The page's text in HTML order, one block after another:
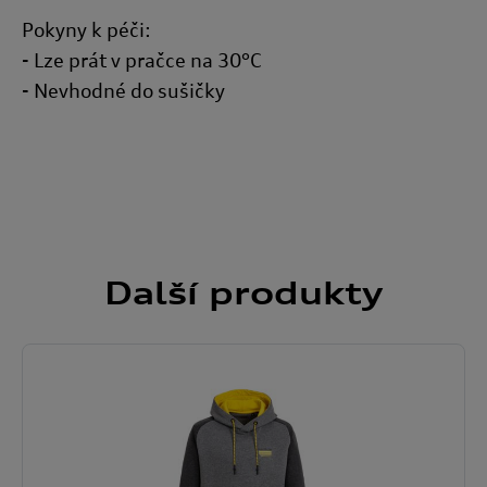
Pokyny k péči:
- Lze prát v pračce na 30°C
- Nevhodné do sušičky
Dalšíprodukty